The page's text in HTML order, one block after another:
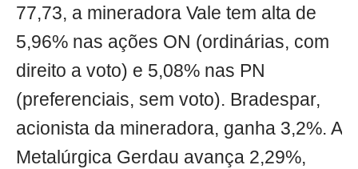
77,73, a mineradora Vale tem alta de
5,96% nas ações ON (ordinárias, com
direito a voto) e 5,08% nas PN
(preferenciais, sem voto). Bradespar,
acionista da mineradora, ganha 3,2%. A
Metalúrgica Gerdau avança 2,29%,